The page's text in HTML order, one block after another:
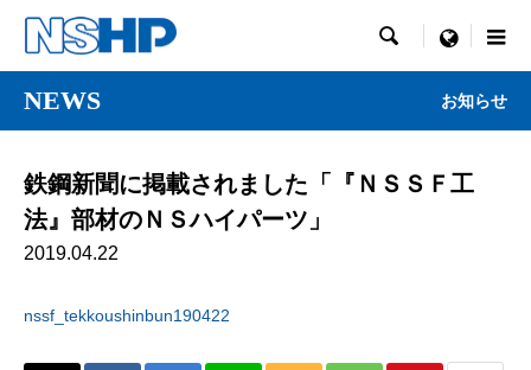
 menu
NEWS お知らせ
鉄鋼新聞に掲載されました「『ＮＳＳＦ工
法』部材のＮＳハイパーツ」
2019.04.22
nssf_tekkoushinbun190422